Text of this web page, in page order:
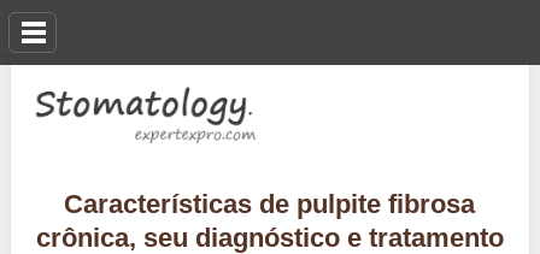
Características de pulpite fibrosa
crônica, seu diagnóstico e tratamento